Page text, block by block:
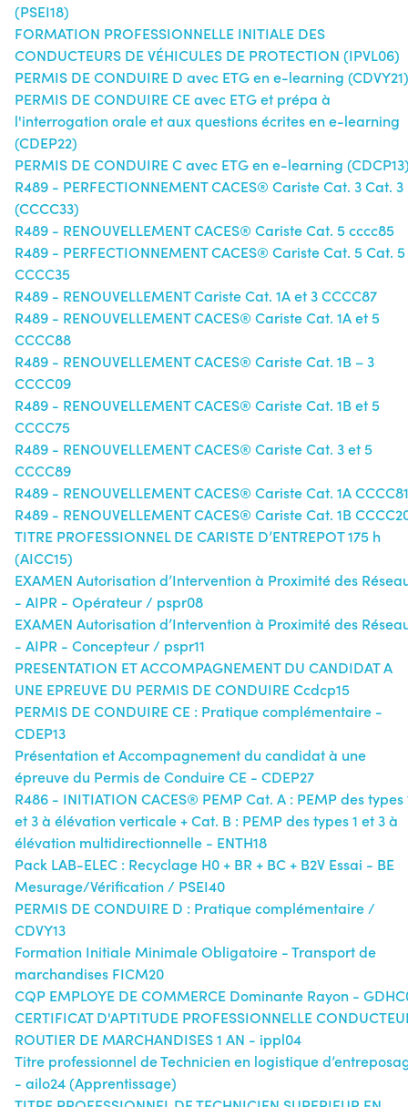
(PSEI18)
FORMATION PROFESSIONNELLE INITIALE DES
CONDUCTEURS DE VÉHICULES DE PROTECTION (IPVL06)
PERMIS DE CONDUIRE D avec ETG en e-learning (CDVY21)
PERMIS DE CONDUIRE CE avec ETG et prépa à
l'interrogation orale et aux questions écrites en e-learning
(CDEP22)
PERMIS DE CONDUIRE C avec ETG en e-learning
R489 - PERFECTIONNEMENT CACES® Cariste Cat. 3 Cat. 3
(CCCC33)
R489 - RENOUVELLEMENT CACES® Cariste Cat. 5 cccc85
R489 - PERFECTIONNEMENT CACES® Cariste Cat. 5 Cat. 5
CCCC35
R489 - RENOUVELLEMENT Cariste Cat. 1A et 3 CCCC87
R489 - RENOUVELLEMENT CACES® Cariste Cat. 1A et 5
CCCC88
R489 - RENOUVELLEMENT CACES® Cariste Cat. 1B – 3
CCCC09
R489 - RENOUVELLEMENT CACES® Cariste Cat. 1B et 5
CCCC75
R489 - RENOUVELLEMENT CACES® Cariste Cat. 3 et 5
CCCC89
R489 - RENOUVELLEMENT CACES® Cariste Cat. 1A CCCC81
R489 - RENOUVELLEMENT CACES® Cariste Cat. 1B
TITRE PROFESSIONNEL DE CARISTE D’ENTREPOT 175 h
(AICC15)
EXAMEN Autorisation d’Intervention à Proximité des
- AIPR - Opérateur / pspr08
EXAMEN Autorisation d’Intervention à Proximité des
- AIPR - Concepteur / pspr11
PRESENTATION ET ACCOMPAGNEMENT DU CANDIDAT A
UNE EPREUVE DU PERMIS DE CONDUIRE Ccdcp15
PERMIS DE CONDUIRE CE : Pratique complémentaire -
CDEP13
Présentation et Accompagnement du candidat à une
épreuve du Permis de Conduire CE - CDEP27
R486 - INITIATION CACES® PEMP Cat. A : PEMP des types
et 3 à élévation verticale + Cat. B : PEMP des types 1 et 3 à
élévation multidirectionnelle - ENTH18
Pack LAB-ELEC : Recyclage H0 + BR + BC + B2V Essai - BE
Mesurage/Vérification / PSEI40
PERMIS DE CONDUIRE D : Pratique complémentaire /
CDVY13
Formation Initiale Minimale Obligatoire - Transport de
marchandises FICM20
CQP EMPLOYE DE COMMERCE Dominante Rayon -
CERTIFICAT D'APTITUDE PROFESSIONNELLE
ROUTIER DE MARCHANDISES 1 AN - ippl04
Titre professionnel de Technicien en logistique
- ailo24 (Apprentissage)